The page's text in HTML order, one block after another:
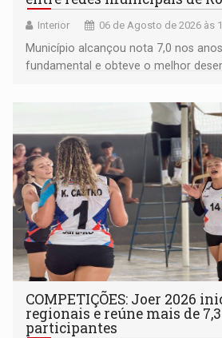
Interior 06 de Agosto de 2026 às
Município alcançou nota 7,0 nos
fundamental e obteve o melhor
COMPETIÇÕES: Joer 2026
regionais e reúne mais de
participantes